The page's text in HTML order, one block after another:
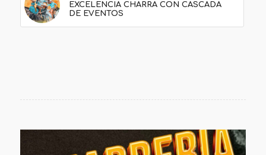
EXCELENCIA CHARRA CON CASCADA
DE EVENTOS